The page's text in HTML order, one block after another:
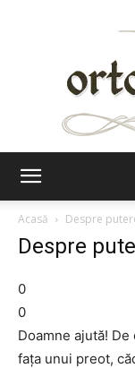
Acasă
Despre
Despre
0
0
Doamne ajută!
fața unui preot,